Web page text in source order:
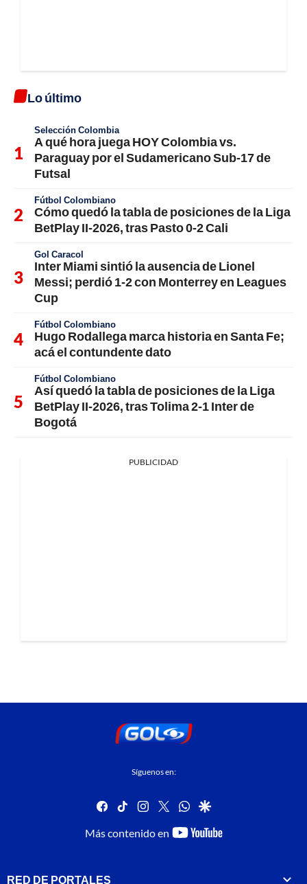
Lo último
Selección Colombia
A qué hora juega HOY Colombia vs.
Paraguay por el Sudamericano Sub-17 de
Futsal
Fútbol Colombiano
Cómo quedó la tabla de posiciones de la Liga
BetPlay II-2026, tras Pasto 0-2 Cali
Gol Caracol
Inter Miami sintió la ausencia de Lionel
Messi; perdió 1-2 con Monterrey en Leagues
Cup
Fútbol Colombiano
Hugo Rodallega marca historia en Santa Fe;
acá el contundente dato
Fútbol Colombiano
Así quedó la tabla de posiciones de la Liga
BetPlay II-2026, tras Tolima 2-1 Inter de
Bogotá
PUBLICIDAD
Síguenos en:
facebook
tiktok instagram
twitterwhatsapp
google
Más contenido en
youtube-
RED DE PORTALES